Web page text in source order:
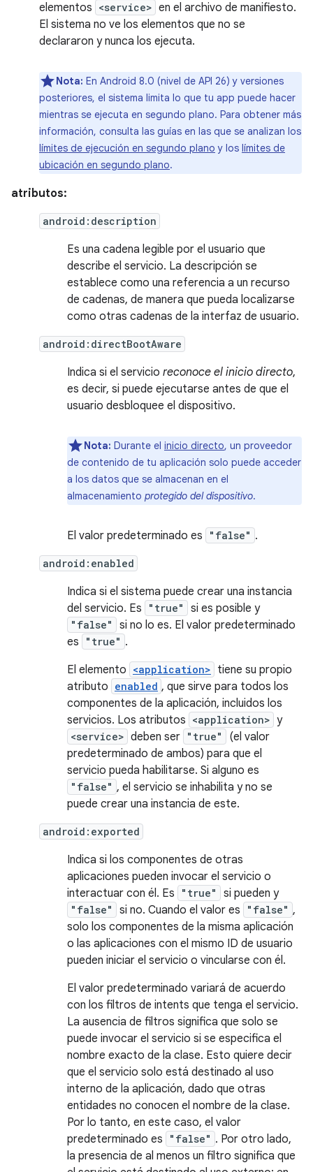
elementos <service> en el archivo de manifiesto.
El sistema no ve los elementos que no se
declararon y nunca los ejecuta.
Nota: En Android 8.0 (nivel de API 26) y versiones
posteriores, el sistema limita lo que tu app puede hacer
mientras se ejecuta en segundo plano. Para obtener más
información, consulta las guías en las que se analizan los
límites de ejecución en segundo plano y los límites de
ubicación en segundo plano.
atributos:
android:description
Es una cadena legible por el usuario que
describe el servicio. La descripción se
establece como una referencia a un recurso
de cadenas, de manera que pueda localizarse
como otras cadenas de la interfaz de usuario.
android:directBootAware
Indica si el servicio reconoce el inicio directo,
es decir, si puede ejecutarse antes de que el
usuario desbloquee el dispositivo.
Nota: Durante el inicio directo, un proveedor
de contenido de tu aplicación solo puede acceder
a los datos que se almacenan en el
almacenamiento protegido del dispositivo.
El valor predeterminado es "false" .
android:enabled
Indica si el sistema puede crear una instancia
del servicio. Es
"true" si es posible y
"false"
si no lo es. El valor predeterminado
es
"true" .
El elemento <application> tiene su propio
atributo enabled , que sirve para todos los
componentes de la aplicación, incluidos los
servicios. Los atributos <application> y
<service> deben ser "true"
(el valor
predeterminado de ambos) para que el
servicio pueda habilitarse. Si alguno es
"false" , el servicio se inhabilita y no se
puede crear una instancia de este.
android:exported
Indica si los componentes de otras
aplicaciones pueden invocar el servicio o
interactuar con él. Es
"true" si pueden y
"false" si no. Cuando el valor es "false" ,
solo los componentes de la misma aplicación
o las aplicaciones con el mismo ID de usuario
pueden iniciar el servicio o vincularse con él.
El valor predeterminado variará de acuerdo
con los filtros de intents que tenga el servicio.
La ausencia de filtros significa que solo se
puede invocar el servicio si se especifica el
nombre exacto de la clase. Esto quiere decir
que el servicio solo está destinado al uso
interno de la aplicación, dado que otras
entidades no conocen el nombre de la clase.
Por lo tanto, en este caso, el valor
predeterminado es
"false" . Por otro lado,
la presencia de al menos un filtro significa que